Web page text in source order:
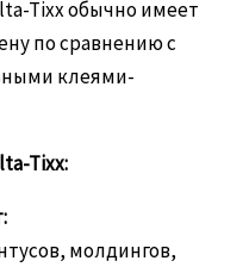
Tixx обычно имеет
по сравнению с
клеями-
Tixx:
молдингов,